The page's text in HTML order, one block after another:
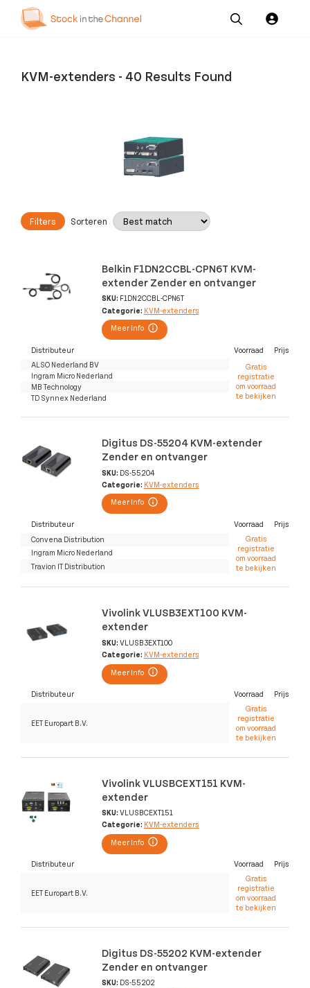
KVM-extenders - 40 Results Found
Filters Sorteren
Belkin F1DN2CCBL-CPN6T KVM-
extender Zender en ontvanger
SKU: F1DN2CCBL-CPN6T
Categorie: KVM-extenders
Meer Info
Distributeur Voorraad
Prijs
ALSO Nederland BV
Gratis
registratie
om voorraad
te bekijken
Ingram Micro Nederland
MB Technology
TD Synnex Nederland
Digitus DS-55204 KVM-extender
Zender en ontvanger
SKU: DS-55204
Categorie: KVM-extenders
Meer Info
Distributeur Voorraad
Prijs
Convena Distribution
Gratis
registratie
om voorraad
te bekijken
Ingram Micro Nederland
Travion IT Distribution
Vivolink VLUSB3EXT100 KVM-
extender
SKU: VLUSB3EXT100
Categorie: KVM-extenders
Meer Info
Distributeur Voorraad Prijs
EET Europart B.V.
Gratis
registratie
om voorraad
te bekijken
Vivolink VLUSBCEXT151 KVM-
extender
SKU: VLUSBCEXT151
Categorie: KVM-extenders
Meer Info
Distributeur Voorraad Prijs
EET Europart B.V.
Gratis
registratie
om voorraad
te bekijken
Digitus DS-55202 KVM-extender
Zender en ontvanger
SKU: DS-55202